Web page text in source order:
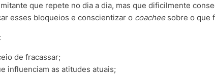
que repete no dia a dia, mas que dificilmente
esses bloqueios e conscientizar o coacheesobre o que
de fracassar;
influenciam as atitudes atuais;